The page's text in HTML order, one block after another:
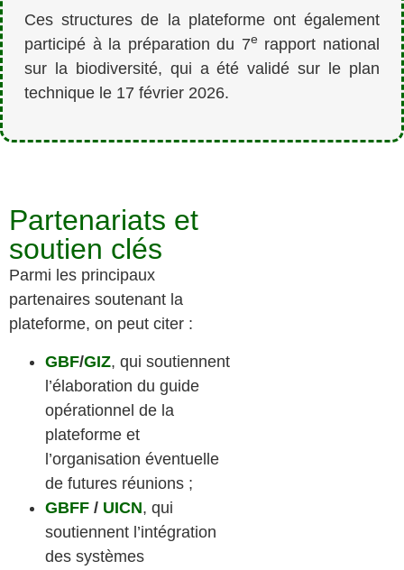
Ces structures de la plateforme ont également
participé à la préparation du 7erapport national
sur la biodiversité, qui a été validé sur le plan
technique le 17 février 2026.
Partenariats et
soutien clés
Parmi les principaux
partenaires soutenant la
plateforme, on peut citer :
GBF/GIZ, qui soutiennent
l’élaboration du guide
opérationnel de la
plateforme et
l’organisation éventuelle
de futures réunions ;
GBFF / UICN, qui
soutiennent l’intégration
des systèmes